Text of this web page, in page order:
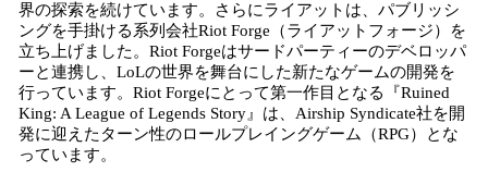
界の探索を続けています。さらにライアットは、パブリッシ
ングを手掛ける系列会社Riot Forge（ライアットフォージ）を
立ち上げました。Riot Forgeはサードパーティーのデベロッパ
ーと連携し、LoLの世界を舞台にした新たなゲームの開発を
行っています。Riot Forgeにとって第一作目となる『Ruined
King: A League of Legends Story』は、Airship Syndicate社を開
発に迎えたターン性のロールプレイングゲーム（RPG）とな
っています。